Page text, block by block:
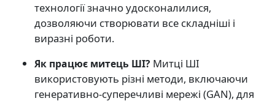
технології значно удосконалилися,
дозволяючи створювати все складніші і
виразні роботи.
Як працює митець ШІ? Митці ШІ
використовують різні методи, включаючи
генеративно-суперечливі мережі (GAN), для